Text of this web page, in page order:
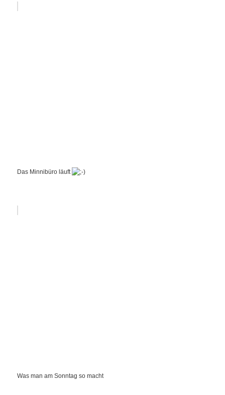
Das Minnibüro läuft
Was man am Sonntag so macht